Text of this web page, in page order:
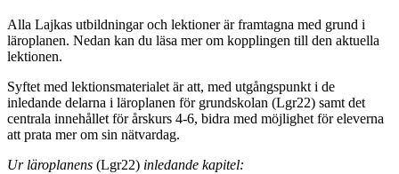
Alla Lajkas utbildningar och lektioner är framtagna med grund i
läroplanen. Nedan kan du läsa mer om kopplingen till den aktuella
lektionen.
Syftet med lektionsmaterialet är att, med utgångspunkt i de
inledande delarna i läroplanen för grundskolan (Lgr22) samt det
centrala innehållet för årskurs 4-6, bidra med möjlighet för eleverna
att prata mer om sin nätvardag.
Ur läroplanens (Lgr22) inledande kapitel: